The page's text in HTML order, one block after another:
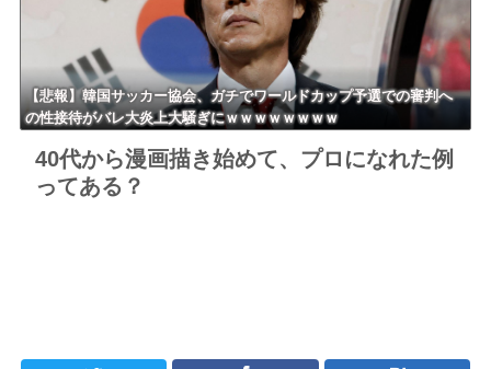
【悲報】韓国サッカー協会、ガチでワールドカップ予選での審判へ
の性接待がバレ大炎上大騒ぎにｗｗｗｗｗｗｗｗ
40代から漫画描き始めて、プロになれた例
ってある？